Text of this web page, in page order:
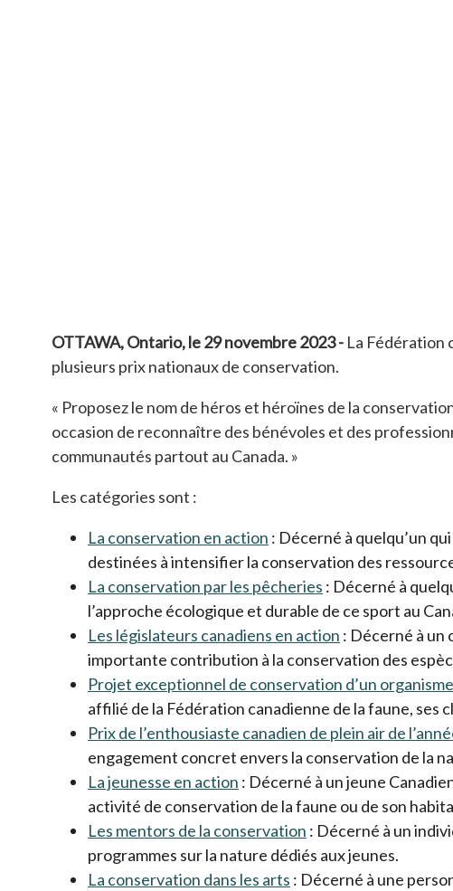
OTTAWA, Ontario, le 29 novembre 2023 - La Fédération
plusieurs prix nationaux de conservation.
« Proposez le nom de héros et héroïnes de la
occasion de reconnaître des bénévoles et des
communautés partout au Canada. »
Les catégories sont :
La conservation en action s’ouvre dans un nouvel
: Décerné à quelqu’un
destinées à intensifier la conservation des
La conservation par les pêcheries s’ouvre dans un
: Décerné à
l’approche écologique et durable de ce sport au
Les législateurs canadiens en action s’ouvre dans
: Décerné à un
importante contribution à la conservation des
Projet exceptionnel de conservation d’un
affilié de la Fédération canadienne de la faune, ses
Prix de l’enthousiaste canadien de plein air de
engagement concret envers la conservation de la
La jeunesse en action s’ouvre dans un nouvel onglet
: Décerné à un jeune
activité de conservation de la faune ou de son
Les mentors de la conservation s’ouvre dans un
: Décerné à un
programmes sur la nature dédiés aux jeunes.
La conservation dans les arts s’ouvre dans un
: Décerné à une